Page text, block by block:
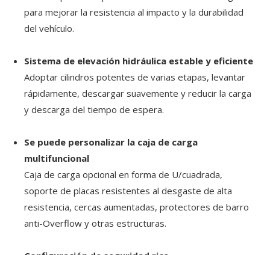
para mejorar la resistencia al impacto y la durabilidad
del vehículo.
Sistema de elevación hidráulica estable y eficiente
Adoptar cilindros potentes de varias etapas, levantar
rápidamente, descargar suavemente y reducir la carga
y descarga del tiempo de espera.
Se puede personalizar la caja de carga
multifuncional
Caja de carga opcional en forma de U/cuadrada,
soporte de placas resistentes al desgaste de alta
resistencia, cercas aumentadas, protectores de barro
anti-Overflow y otras estructuras.